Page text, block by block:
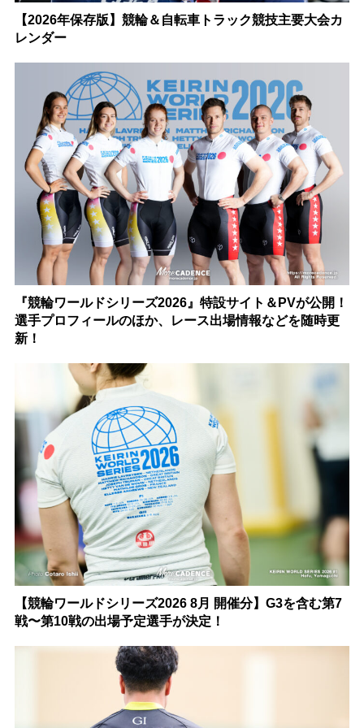
【2026年保存版】競輪＆自転車トラック競技主要大会カ
レンダー
『競輪ワールドシリーズ2026』特設サイト＆PVが公開！
選手プロフィールのほか、レース出場情報などを随時更
新！
【競輪ワールドシリーズ2026 8月 開催分】G3を含む第7
戦〜第10戦の出場予定選手が決定！